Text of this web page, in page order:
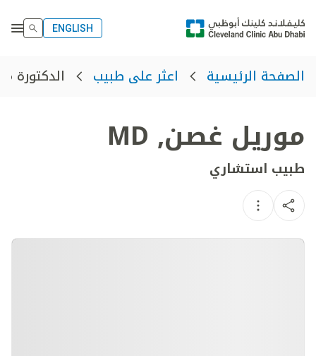
ENGLISH
الصفحة الرئيسية اعثر على طبيب الدكتورة
موريل غصن,
MD
طبيب استشاري